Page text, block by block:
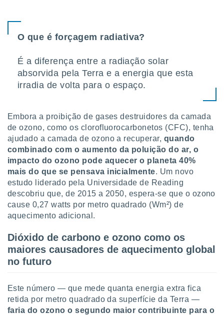
a
caso,
de que
não
cookies
o
ou
Pode
ao
através
nós e
O que é forçagem radiativa?
É a diferença entre a radiação solar
absorvida pela Terra e a energia que esta
irradia de volta para o espaço.
Embora a proibição de gases destruidores da camada
de ozono, como os clorofluorocarbonetos (CFC), tenha
ajudado a camada de ozono a recuperar, quando
combinado com o aumento da poluição do ar, o
impacto do ozono pode aquecer o planeta 40%
mais do que se pensava inicialmente. Um novo
estudo liderado pela Universidade de Reading
descobriu que, de 2015 a 2050, espera-se que o ozono
cause 0,27 watts por metro quadrado (Wm²) de
aquecimento adicional.
Dióxido de carbono e ozono como os
maiores causadores de aquecimento global
no futuro
Este número — que mede quanta energia extra fica
retida por metro quadrado da superfície da Terra —
faria do ozono o segundo maior contribuinte para o